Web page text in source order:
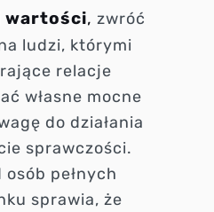
wartości, zwróć
ludzi, którymi
relacje
własne mocne
do działania
sprawczości.
pełnych
sprawia, że